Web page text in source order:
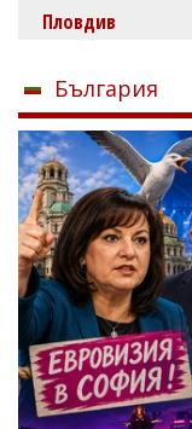
Пловдив
България